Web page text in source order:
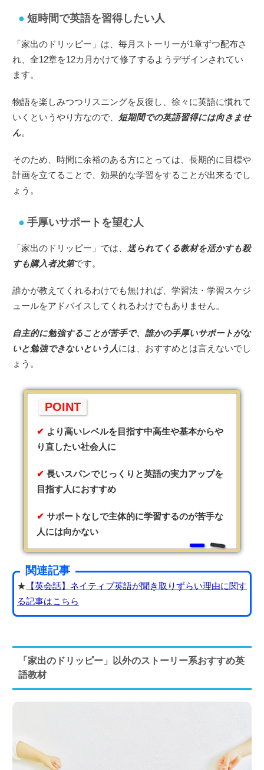
短時間で英語を習得したい人
「家出のドリッピー」は、毎月ストーリーが1章ずつ配布さ
れ、全12章を12カ月かけて修了するようデザインされてい
ます。
物語を楽しみつつリスニングを反復し、徐々に英語に慣れて
いくというやり方なので、
短期間での英語習得には向きませ
ん。
そのため、時間に余裕のある方にとっては、長期的に目標や
計画を立てることで、効果的な学習をすることが出来るでし
ょう。
手厚いサポートを望む人
「家出のドリッピー」では、
送られてくる教材を活かすも殺
すも購入者次第です。
誰かが教えてくれるわけでも無ければ、学習法・学習スケジ
ュールをアドバイスしてくれるわけでもありません。
自主的に勉強することが苦手で、誰かの手厚いサポートがな
いと勉強できないという人には、おすすめとは言えないでし
ょう。
POINT
より高いレベルを目指す中高生や基本からや
り直したい社会人に
長いスパンでじっくりと英語の実力アップを
目指す人におすすめ
サポートなしで主体的に学習するのが苦手な
人には向かない
関連記事
★ 【英会話】ネイティブ英語が聞き取りずらい理由に関す
る記事はこちら
「家出のドリッピー」以外のストーリー系おすすめ英
語教材